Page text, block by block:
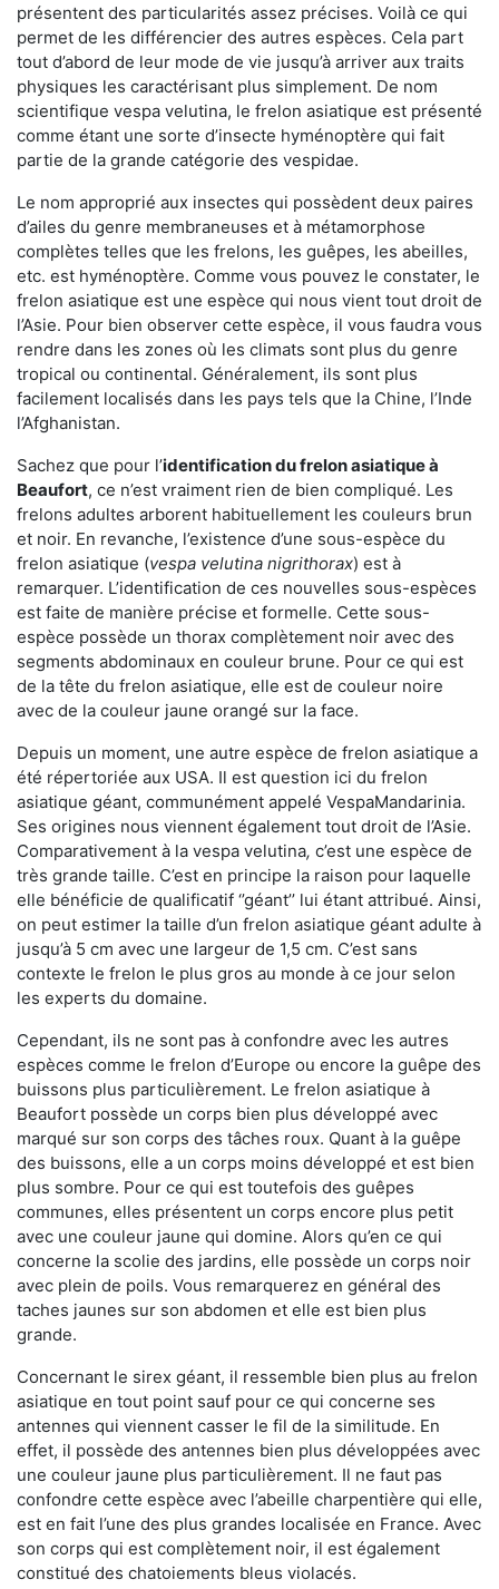
présentent des particularités assez précises. Voilà ce qui
permet de les différencier des autres espèces. Cela part
tout d’abord de leur mode de vie jusqu’à arriver aux traits
physiques les caractérisant plus simplement. De nom
scientifique vespa velutina, le frelon asiatique est présenté
comme étant une sorte d’insecte hyménoptère qui fait
partie de la grande catégorie des vespidae.
Le nom approprié aux insectes qui possèdent deux paires
d’ailes du genre membraneuses et à métamorphose
complètes telles que les frelons, les guêpes, les abeilles,
etc. est hyménoptère. Comme vous pouvez le constater, le
frelon asiatique est une espèce qui nous vient tout droit de
l’Asie. Pour bien observer cette espèce, il vous faudra vous
rendre dans les zones où les climats sont plus du genre
tropical ou continental. Généralement, ils sont plus
facilement localisés dans les pays tels que la Chine, l’Inde
l’Afghanistan.
Sachez que pour l’identification du frelon asiatiqueà
Beaufort, ce n’est vraiment rien de bien compliqué. Les
frelons adultes arborent habituellement les couleurs brun
et noir. En revanche, l’existence d’une sous-espèce du
frelon asiatique (vespa velutina nigrithorax) est à
remarquer. L’identification de ces nouvelles sous-espèces
est faite de manière précise et formelle. Cette sous-
espèce possède un thorax complètement noir avec des
segments abdominaux en couleur brune. Pour ce qui est
de la tête du frelon asiatique, elle est de couleur noire
avec de la couleur jaune orangé sur la face.
Depuis un moment, une autre espèce de frelon asiatique a
été répertoriée aux USA. Il est question ici du frelon
asiatique géant, communément appelé VespaMandarinia.
Ses origines nous viennent également tout droit de l’Asie.
Comparativement à la vespa velutina, c’est une espèce de
très grande taille. C’est en principe la raison pour laquelle
elle bénéficie de qualificatif ‘’géant’’ lui étant attribué. Ainsi,
on peut estimer la taille d’un frelon asiatique géant adulte à
jusqu’à 5 cm avec une largeur de 1,5 cm. C’est sans
contexte le frelon le plus gros au monde à ce jour selon
les experts du domaine.
Cependant, ils ne sont pas à confondre avec les autres
espèces comme le frelon d’Europe ou encore la guêpe des
buissons plus particulièrement. Le frelon asiatique à
Beaufort possède un corps bien plus développé avec
marqué sur son corps des tâches roux. Quant à la guêpe
des buissons, elle a un corps moins développé et est bien
plus sombre. Pour ce qui est toutefois des guêpes
communes, elles présentent un corps encore plus petit
avec une couleur jaune qui domine. Alors qu’en ce qui
concerne la scolie des jardins, elle possède un corps noir
avec plein de poils. Vous remarquerez en général des
taches jaunes sur son abdomen et elle est bien plus
grande.
Concernant le sirex géant, il ressemble bien plus au frelon
asiatique en tout point sauf pour ce qui concerne ses
antennes qui viennent casser le fil de la similitude. En
effet, il possède des antennes bien plus développées avec
une couleur jaune plus particulièrement. Il ne faut pas
confondre cette espèce avec l’abeille charpentière qui elle,
est en fait l’une des plus grandes localisée en France. Avec
son corps qui est complètement noir, il est également
constitué des chatoiements bleus violacés.